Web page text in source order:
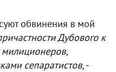
обвинения в мой
Дубового к
сепаратистов, -